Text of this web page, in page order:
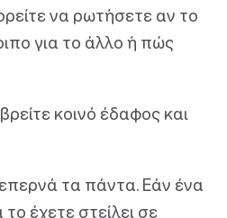
να ρωτήσετε αν το
για το άλλο ή πώς
κοινό έδαφος και
τα πάντα. Εάν ένα
το έχετε στείλει σε